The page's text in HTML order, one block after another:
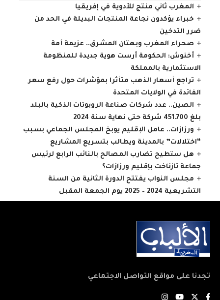
المغرب ثاني منتج للأدوية في إفريقيا
خبراء يؤكدون نجاعة المنتجات البديلة في الحد من
ضرر التدخين
صحراء المغرب وبهتان المشرق.. عزيمة أمة
أخنوش: الحكومة أرست هوية جديدة للمنظومة
الاستثمارية بالمملكة
تراجع أسعار الذهب متأثرا بمؤشرات حول رفع سعر
الفائدة في الولايات المتحدة
الصين.. عدد شركات صناعة الروبوتات الذكية بالبلد
بلغ 451.700 شركة حتى نهاية سنة 2024
ورزازات.. عامل الإقليم يوبخ المجلس الجماعي بسبب
“اختلالات” بالمدينة ويطالب بتسريع المشاريع
هل ستطيح تضارب المصالح بالنائب الرابع لرئيس
جماعة تازناخت بإقليم ورزازات؟
مجلس النواب يفتتح الدورة الثانية من السنة
التشريعية 2024 – 2025 يوم الجمعة المقبل
تجدنا على مواقع التواصل الاجتماعي